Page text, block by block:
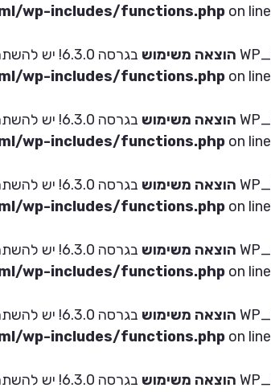
wp-includes/functions.php on line
הוצאה משימוש
wp-includes/functions.php on line
הוצאה משימוש
wp-includes/functions.php on line
הוצאה משימוש
wp-includes/functions.php on line
הוצאה משימוש
wp-includes/functions.php on line
הוצאה משימוש
wp-includes/functions.php on line
הוצאה משימוש